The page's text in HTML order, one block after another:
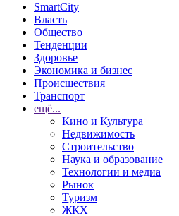
SmartCity
Власть
Общество
Тенденции
Здоровье
Экономика и бизнес
Происшествия
Транспорт
ещё...
Кино и Культура
Недвижимость
Строительство
Наука и образование
Технологии и медиа
Рынок
Туризм
ЖКХ